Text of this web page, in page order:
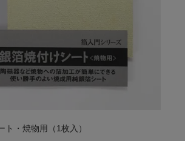
ト・焼物用（1枚入）